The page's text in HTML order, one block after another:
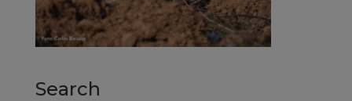
Search